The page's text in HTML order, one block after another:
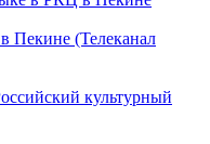
Пекине (Телеканал
культурный